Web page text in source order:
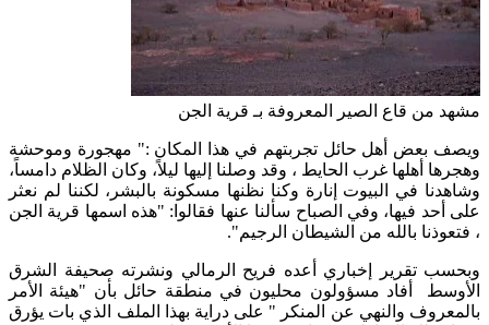
مشهد من قاع الصير المعروفة بـ قرية الجن
ويصف بعض أهل حائل تجربتهم في هذا المكان :" مهجورة وموحشة
وهجرها أهلها غرب الحايط ، وقد وصلنا إليها ليلاً، وكان الظلام دامساً،
وشاهدنا في البيوت إنارة وكنا نظنها مسكونة بالبشر، لكننا لم نعثر
على أحد فيها، وفي الصباح سألنا عنها فقالوا: "هذه اسمها قرية الجن
، فتعوذنا بالله من الشيطان الرجيم".
وبحسب تقرير إخباري أعده فريح الرمالي ونشرته صحيفة الشرق
الأوسط أفاد مسؤولون محليون في منطقة حائل بأن "هيئة الأمر
بالمعروف والنهي عن المنكر " على دراية بهذا الملف الذي بات يؤرق